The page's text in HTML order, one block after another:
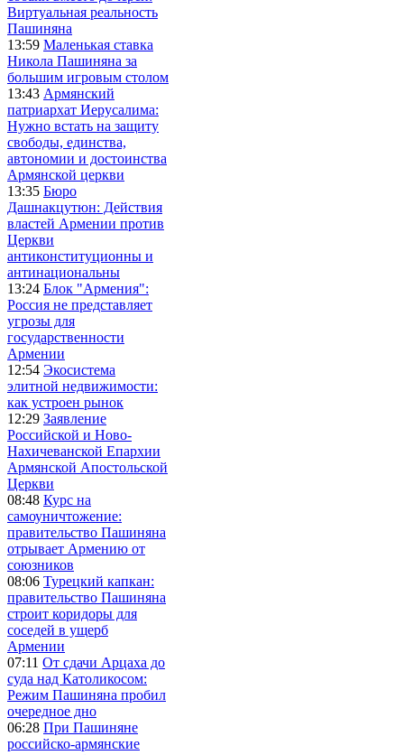
Виртуальная реальность
Пашиняна
13:59 Маленькая ставка
Никола Пашиняна за
большим игровым столом
13:43 Армянский
патриархат Иерусалима:
Нужно встать на защиту
свободы, единства,
автономии и достоинства
Армянской церкви
13:35 Бюро
Дашнакцутюн: Действия
властей Армении против
Церкви
антиконституционны и
антинациональны
13:24 Блок "Армения":
Россия не представляет
угрозы для
государственности
Армении
12:54 Экосистема
элитной недвижимости:
как устроен рынок
12:29 Заявление
Российской и Ново-
Нахичеванской Епархии
Армянской Апостольской
Церкви
08:48 Курс на
самоуничтожение:
правительство Пашиняна
отрывает Армению от
союзников
08:06 Турецкий капкан:
правительство Пашиняна
строит коридоры для
соседей в ущерб
Армении
07:11 От сдачи Арцаха до
суда над Католикосом:
Режим Пашиняна пробил
очередное дно
06:28 При Пашиняне
российско-армянские